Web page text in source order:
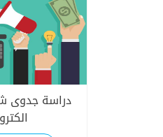
دراسة جدوى